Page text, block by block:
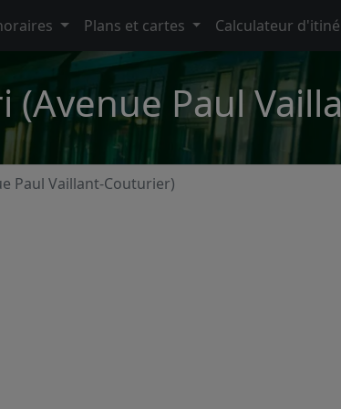
Plans et cartes Calculateur
(Avenue Paul
Paul Vaillant-Couturier)